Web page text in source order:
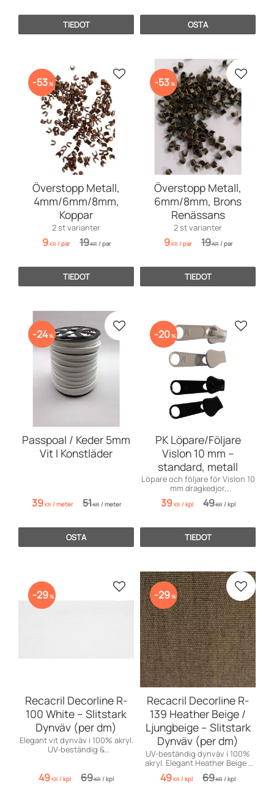
TIEDOT OSTA
Överstopp Metall,
4mm/6mm/8mm,
Koppar
2 st varianter
9KR /par 19KR /par
53% Lisää suosikiksi
TIEDOT
Överstopp Metall,
6mm/8mm, Brons
Renässans
2 st varianter
9KR /par 19KR /par
53% Lisää
TIEDOT
Passpoal / Keder 5mm
Vit I Konstläder
39KR /meter 51KR /meter
24% Lisää suosikiksi
OSTA
PK Löpare/Följare
Vislon 10 mm –
standard, metall
Löpare och följare för Vislon 10
mm dragkedjor,
standardmodell. Finns i svart
och vit. Hög kvalitet och enkel
39KR /kpl 49KR /kpl
20% Lisää
TIEDOT
Recacril Decorline R-
100 White – Slitstark
Dynväv (per dm)
Elegant vit dynväv i 100% akryl.
UV-beständig &
49KR /kpl 69KR /kpl
29% Lisää suosikiksi
Recacril Decorline R-
139 Heather Beige /
Ljungbeige – Slitstark
Dynväv (per dm)
UV-beständig dynväv i 100%
akryl. Elegant Heather Beige /
Ljungbeige. Säljs per dm (10
cm).
49KR /kpl 69KR /kpl
29% Lisää